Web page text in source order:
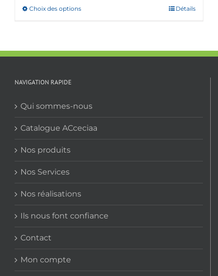
Choix des optionsCe
variations.
être
choisies
sur
la
du
Détails
NAVIGATION RAPIDE
Qui sommes-nous
Catalogue ACceciaa
Nos produits
Nos Services
Nos réalisations
Ils nous font confiance
Contact
Mon compte